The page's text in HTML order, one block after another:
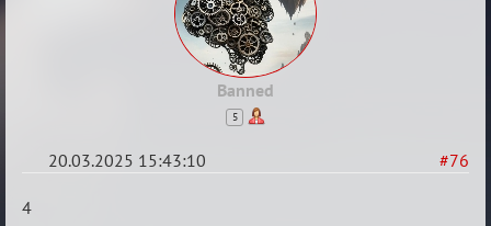
Banned
5
#76
20.03.2025 15:43:10
Re:
4